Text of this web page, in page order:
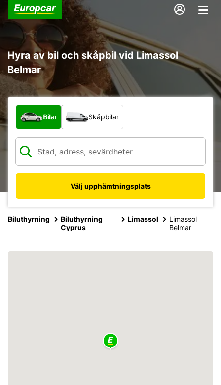
Hyra av bil och skåpbil vid Limassol
Belmar
Vilken typ av fordon?
Bilar Skåpbilar
Välj upphämtningsplats
Biluthyrning
Biluthyrning
Cyprus
Limassol
Limassol
Belmar